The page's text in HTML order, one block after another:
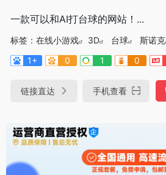
一款可以和AI打台球的网站！...
标签： 在线小游戏 3D 台球
斯诺克
1+
0 1 0
链接直达 手机查看